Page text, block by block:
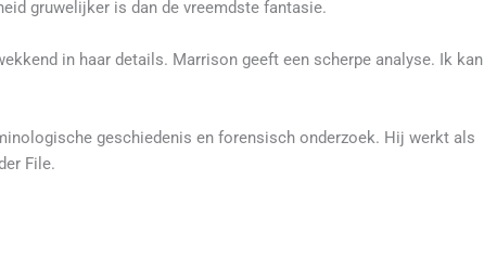
gruwelijker is dan de vreemdste fantasie.
in haar details. Marrison geeft een scherpe analyse. Ik kan
geschiedenis en forensisch onderzoek. Hij werkt als
File.